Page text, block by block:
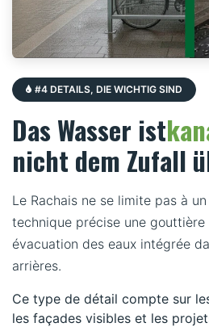
#4 DETAILS, DIE WICHTIG SIND
Das Wasser ist
nicht dem Zufall
Le Rachais ne se limite pas à
technique précise une
évacuation des eaux intégrée
arrières.
Ce type de détail compte sur
les façades visibles et les